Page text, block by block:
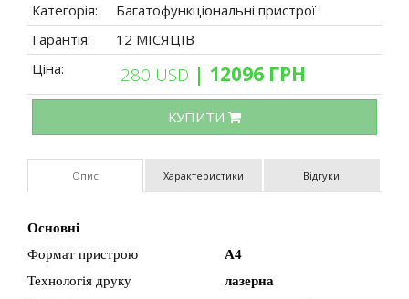
Категорія:
Багатофункціональні пристрої
Гарантія:
12 МІСЯЦІВ
Ціна:
280 USD | 12096 ГРН
КУПИТИ
Опис Характеристики Відгуки
Основні
Формат пристрою
A4
Технологія друку
лазерна